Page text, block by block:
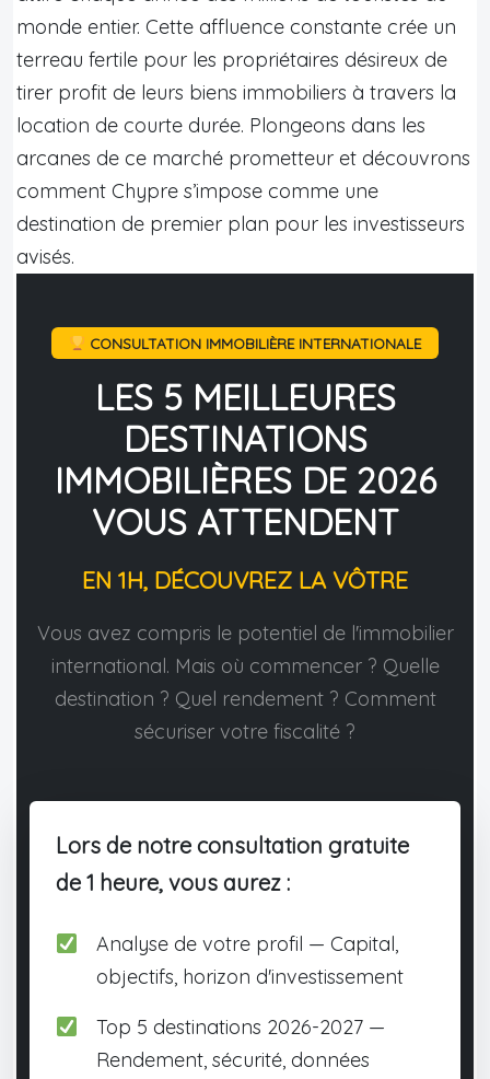
monde entier. Cette affluence constante crée un
terreau fertile pour les propriétaires désireux de
tirer profit de leurs biens immobiliers à travers la
location de courte durée. Plongeons dans les
arcanes de ce marché prometteur et découvrons
comment Chypre s’impose comme une
destination de premier plan pour les investisseurs
avisés.
CONSULTATION IMMOBILIÈRE INTERNATIONALE
LES 5 MEILLEURES
DESTINATIONS
IMMOBILIÈRES DE 2026
VOUS ATTENDENT
EN 1H, DÉCOUVREZ LA VÔTRE
Vous avez compris le potentiel de l'immobilier
international. Mais où commencer ? Quelle
destination ? Quel rendement ? Comment
sécuriser votre fiscalité ?
Lors de notre consultation gratuite
de 1 heure, vous aurez :
Analyse de votre profil — Capital,
objectifs, horizon d'investissement
Top 5 destinations 2026-2027 —
Rendement, sécurité, données